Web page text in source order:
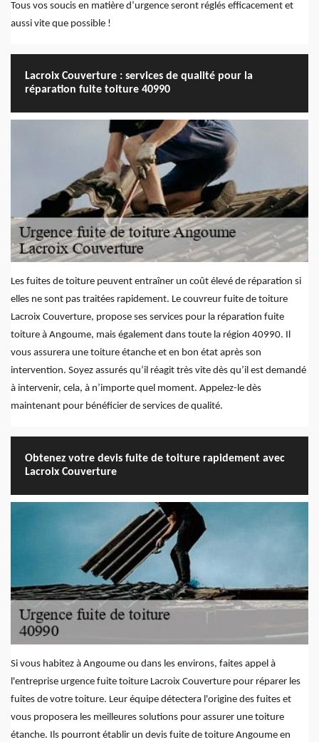
Tous vos soucis en matière d’urgence seront réglés efficacement et
aussi vite que possible !
Lacroix Couverture : services de qualité pour la
réparation fuite toiture 40990
Les fuites de toiture peuvent entraîner un coût élevé de réparation si
elles ne sont pas traitées rapidement. Le couvreur fuite de toiture
Lacroix Couverture, propose ses services pour la réparation fuite
toiture à Angoume, mais également dans toute la région 40990. Il
vous assurera une toiture étanche et en bon état après son
intervention. Soyez assurés qu’il réagit très vite dès qu’il est demandé
à intervenir, cela, à n’importe quel moment. Appelez-le dès
maintenant pour bénéficier de services de qualité.
Obtenez votre devis fuite de toiture rapidement avec
Lacroix Couverture
Si vous habitez à Angoume ou dans les environs, faites appel à
l'entreprise urgence fuite toiture Lacroix Couverture pour réparer les
fuites de votre toiture. Leur équipe détectera l'origine des fuites et
vous proposera les meilleures solutions pour assurer une toiture
étanche. Ils pourront établir un devis fuite de toiture Angoume en